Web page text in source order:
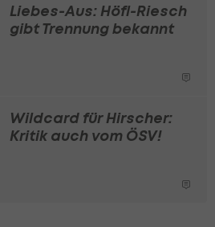
Liebes-Aus: Höfl-Riesch
gibt Trennung bekannt
Wildcard für Hirscher:
Kritik auch vom ÖSV!